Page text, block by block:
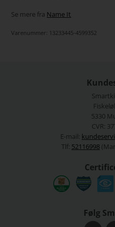
Se mere fra Name It
Varenummer: 13233445-4599352
5330
CVR:
E-mail:
Tlf: 52116998
Følg